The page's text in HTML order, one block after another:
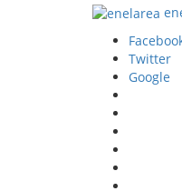
Twitter
Google